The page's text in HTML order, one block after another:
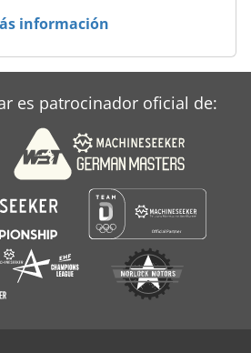
todos los equipos industriales.
información
es patrocinador oficial de: